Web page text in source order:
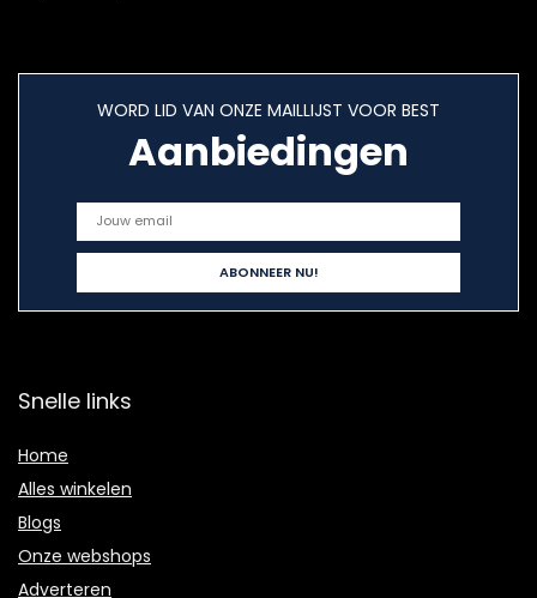
WORD LID VAN ONZE MAILLIJST VOOR BEST
Aanbiedingen
Snelle links
Home
Alles winkelen
Blogs
Onze webshops
Adverteren